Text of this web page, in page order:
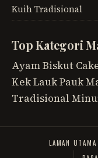
Kuih Tradisional
Top Kategori
AyamBiskut
KekLauk Pauk
Tradisional
LAMAN UTAMA